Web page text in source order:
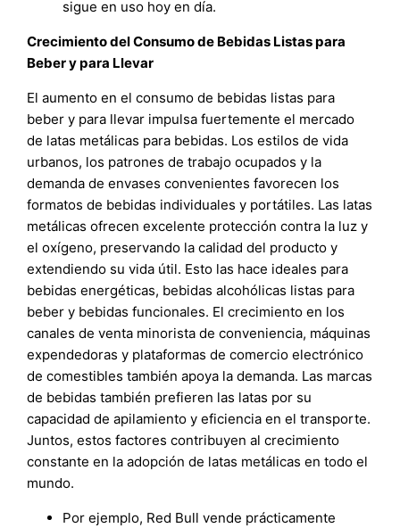
sigue en uso hoy en día.
Crecimiento del Consumo de Bebidas Listas para
Beber y para Llevar
El aumento en el consumo de bebidas listas para
beber y para llevar impulsa fuertemente el mercado
de latas metálicas para bebidas. Los estilos de vida
urbanos, los patrones de trabajo ocupados y la
demanda de envases convenientes favorecen los
formatos de bebidas individuales y portátiles. Las latas
metálicas ofrecen excelente protección contra la luz y
el oxígeno, preservando la calidad del producto y
extendiendo su vida útil. Esto las hace ideales para
bebidas energéticas, bebidas alcohólicas listas para
beber y bebidas funcionales. El crecimiento en los
canales de venta minorista de conveniencia, máquinas
expendedoras y plataformas de comercio electrónico
de comestibles también apoya la demanda. Las marcas
de bebidas también prefieren las latas por su
capacidad de apilamiento y eficiencia en el transporte.
Juntos, estos factores contribuyen al crecimiento
constante en la adopción de latas metálicas en todo el
mundo.
Por ejemplo, Red Bull vende prácticamente